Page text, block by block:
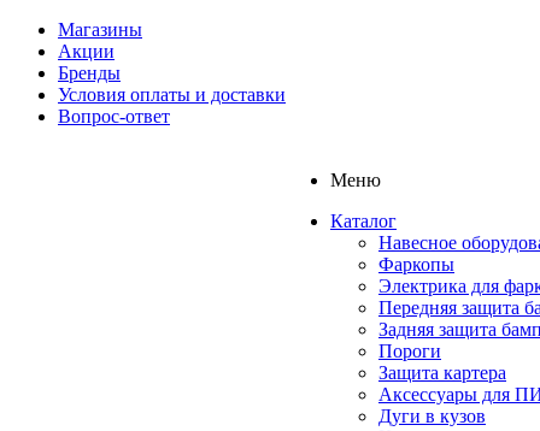
Магазины
Акции
Бренды
Условия оплаты и доставки
Вопрос-ответ
Меню
Каталог
Навесное
Фаркопы
Электрика для
Передняя защита
Задняя защита
Пороги
Защита картера
Аксессуары для
Дуги в кузов